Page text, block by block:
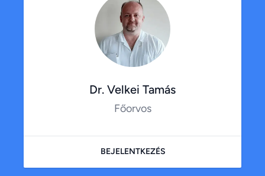
Dr. Velkei Tamás
Főorvos
BEJELENTKEZÉS